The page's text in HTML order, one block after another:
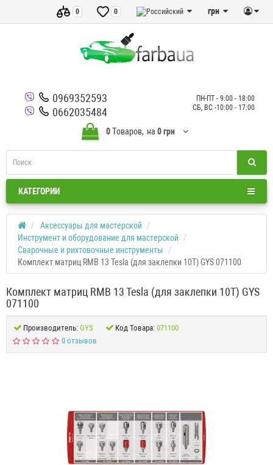
грн
0
0
0969352593
0662035484
ПН-ПТ - 9:00 - 18:00
СБ, ВС -10:00 - 17:00
0Tоваров, на 0 грн
КАТЕГОРИИ
Аксессуары для мастерской
Инструмент и оборудование для мастерской
Сварочные и рихтовочные инструменты
Комплект матриц RMB 13 Tesla (для заклепки 10T) GYS 071100
Комплект матриц RMB 13 Tesla (для заклепки 10T) GYS
071100
Производитель: GYS Код Товара: 071100
0 отзывов